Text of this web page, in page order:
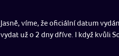
Jasně, víme, že oficiální datum
vydat už o 2 dny dříve. I když kvůli